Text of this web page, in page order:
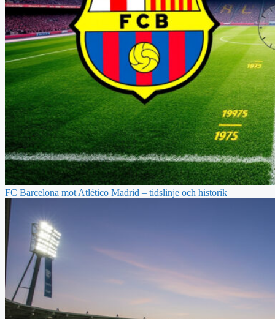
FC Barcelona mot Atlético Madrid – tidslinje och historik